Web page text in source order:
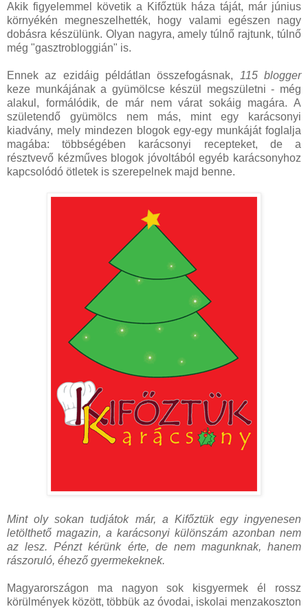
Akik figyelemmel követik a Kifőztük háza táját, már június
környékén megneszelhették, hogy valami egészen nagy
dobásra készülünk. Olyan nagyra, amely túlnő rajtunk, túlnő
még "gasztrobloggián" is.
Ennek az ezidáig példátlan összefogásnak, 115 blogger
keze munkájának a gyümölcse készül megszületni - még
alakul, formálódik, de már nem várat sokáig magára. A
születendő gyümölcs nem más, mint egy karácsonyi
kiadvány, mely mindezen blogok egy-egy munkáját foglalja
magába: többségében karácsonyi recepteket, de a
résztvevő kézműves blogok jóvoltából egyéb karácsonyhoz
kapcsolódó ötletek is szerepelnek majd benne.
Mint oly sokan tudjátok már, a Kifőztük egy ingyenesen
letölthető magazin, a karácsonyi különszám azonban nem
az lesz. Pénzt kérünk érte, de nem magunknak, hanem
rászoruló, éhező gyermekeknek.
Magyarországon ma nagyon sok kisgyermek él rossz
körülmények között, többük az óvodai, iskolai menzakoszton